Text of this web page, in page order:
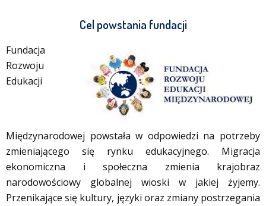
Cel powstania fundacji
Fundacja
Rozwoju
Edukacji
Międzynarodowej powstała w odpowiedzi na potrzeby
zmieniającego się rynku edukacyjnego. Migracja
ekonomiczna i społeczna zmienia krajobraz
narodowościowy globalnej wioski w jakiej żyjemy.
Przenikające się kultury, języki oraz zmiany postrzegania